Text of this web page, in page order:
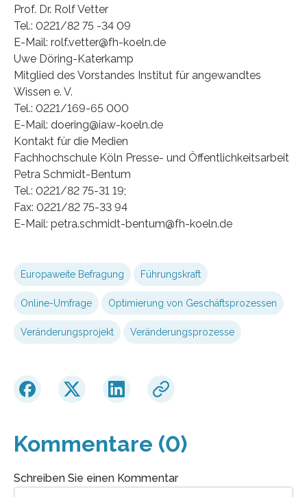
Prof. Dr. Rolf Vetter
Tel.: 0221/82 75 -34 09
E-Mail: rolf.vetter@fh-koeln.de
Uwe Döring-Katerkamp
Mitglied des Vorstandes Institut für angewandtes
Wissen e. V.
Tel.: 0221/169-65 000
E-Mail: doering@iaw-koeln.de
Kontakt für die Medien
Fachhochschule Köln Presse- und Öffentlichkeitsarbeit
Petra Schmidt-Bentum
Tel.: 0221/82 75-31 19;
Fax: 0221/82 75-33 94
E-Mail: petra.schmidt-bentum@fh-koeln.de
Europaweite Befragung Führungskraft
Online-Umfrage Optimierung von Geschäftsprozessen
Veränderungsprojekt Veränderungsprozesse
Kommentare (0)
Schreiben Sie einen Kommentar